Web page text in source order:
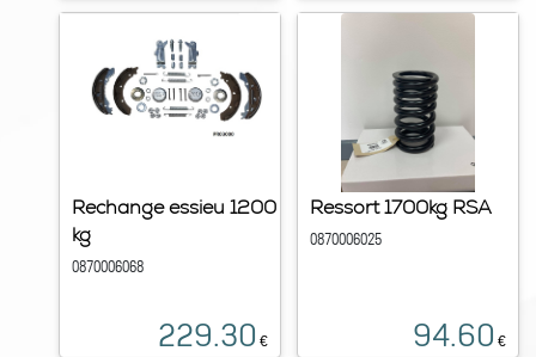
Rechange essieu 1200
kg
0870006068
229.30 €
Ressort 1700kg RSA
0870006025
94.60 €